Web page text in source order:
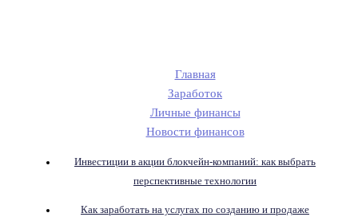
Главная
Заработок
Личные финансы
Новости финансов
Инвестиции в акции блокчейн-компаний: как выбрать
перспективные технологии
Как заработать на услугах по созданию и продаже